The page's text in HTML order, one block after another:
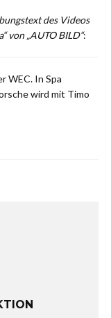
des Videos
von „AUTO BILD“:
WEC. In Spa
wird mit Timo